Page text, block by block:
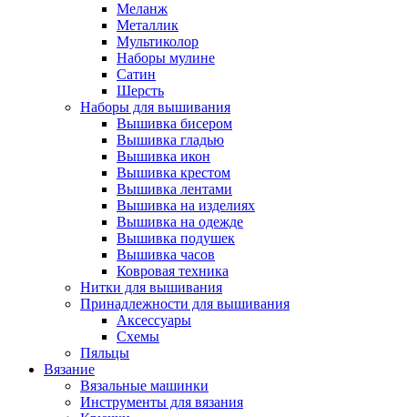
Меланж
Металлик
Мультиколор
Наборы мулине
Сатин
Шерсть
Наборы для вышивания
Вышивка бисером
Вышивка гладью
Вышивка икон
Вышивка крестом
Вышивка лентами
Вышивка на изделиях
Вышивка на одежде
Вышивка подушек
Вышивка часов
Ковровая техника
Нитки для вышивания
Принадлежности для вышивания
Аксессуары
Схемы
Пяльцы
Вязание
Вязальные машинки
Инструменты для вязания